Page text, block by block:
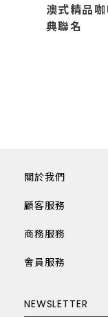
訂閱電子報
澳式精品
典聯名
關於我們
顧客服務
商務服務
會員服務
NEWSLETTER